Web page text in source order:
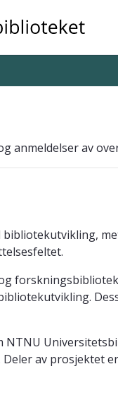
anmeldelser av
bibliotekutvikling,
NTNU
av prosjektet